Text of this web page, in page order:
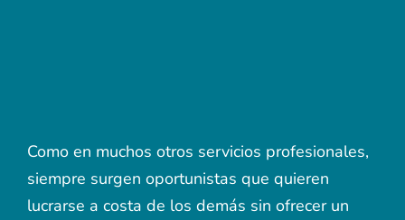
Como en muchos otros servicios profesionales,
siempre surgen oportunistas que quieren
lucrarse a costa de los demás sin ofrecer un